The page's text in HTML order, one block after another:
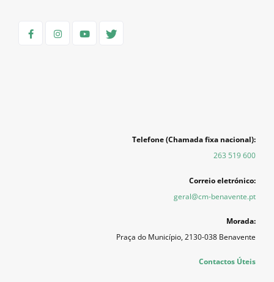
Telefone (Chamada fixa nacional):
263 519 600
Correio eletrónico:
geral@cm-benavente.pt
Morada:
Praça do Município, 2130-038 Benavente
Contactos Úteis